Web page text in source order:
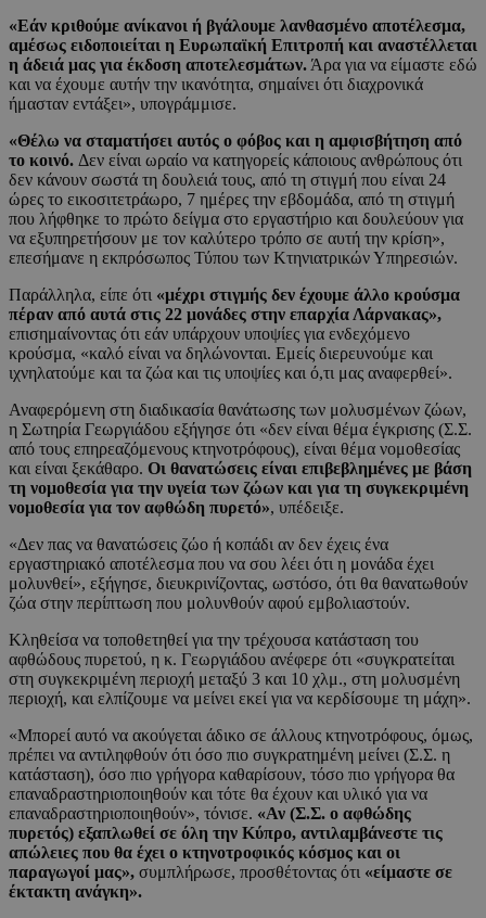
«Εάν κριθούμε ανίκανοι ή βγάλουμε λανθασμένο αποτέλεσμα,
αμέσως ειδοποιείται η Ευρωπαϊκή Επιτροπή και αναστέλλεται
η άδειά μας για έκδοση αποτελεσμάτων. Άρα για να είμαστε εδώ
και να έχουμε αυτήν την ικανότητα, σημαίνει ότι διαχρονικά
ήμασταν εντάξει», υπογράμμισε.
«Θέλω να σταματήσει αυτός ο φόβος και η αμφισβήτηση από
το κοινό. Δεν είναι ωραίο να κατηγορείς κάποιους ανθρώπους ότι
δεν κάνουν σωστά τη δουλειά τους, από τη στιγμή που είναι 24
ώρες το εικοσιτετράωρο, 7 ημέρες την εβδομάδα, από τη στιγμή
που λήφθηκε το πρώτο δείγμα στο εργαστήριο και δουλεύουν για
να εξυπηρετήσουν με τον καλύτερο τρόπο σε αυτή την κρίση»,
επεσήμανε η εκπρόσωπος Τύπου των Κτηνιατρικών Υπηρεσιών.
Παράλληλα, είπε ότι «μέχρι στιγμής δεν έχουμε άλλο κρούσμα
πέραν από αυτά στις 22 μονάδες στην επαρχία Λάρνακας»,
επισημαίνοντας ότι εάν υπάρχουν υποψίες για ενδεχόμενο
κρούσμα, «καλό είναι να δηλώνονται. Εμείς διερευνούμε και
ιχνηλατούμε και τα ζώα και τις υποψίες και ό,τι μας αναφερθεί».
Αναφερόμενη στη διαδικασία θανάτωσης των μολυσμένων ζώων,
η Σωτηρία Γεωργιάδου εξήγησε ότι «δεν είναι θέμα έγκρισης (Σ.Σ.
από τους επηρεαζόμενους κτηνοτρόφους), είναι θέμα νομοθεσίας
και είναι ξεκάθαρο. Οι θανατώσεις είναι επιβεβλημένες με βάση
τη νομοθεσία για την υγεία των ζώων και για τη συγκεκριμένη
νομοθεσία για τον αφθώδη πυρετό», υπέδειξε.
«Δεν πας να θανατώσεις ζώο ή κοπάδι αν δεν έχεις ένα
εργαστηριακό αποτέλεσμα που να σου λέει ότι η μονάδα έχει
μολυνθεί», εξήγησε, διευκρινίζοντας, ωστόσο, ότι θα θανατωθούν
ζώα στην περίπτωση που μολυνθούν αφού εμβολιαστούν.
Κληθείσα να τοποθετηθεί για την τρέχουσα κατάσταση του
αφθώδους πυρετού, η κ. Γεωργιάδου ανέφερε ότι «συγκρατείται
στη συγκεκριμένη περιοχή μεταξύ 3 και 10 χλμ., στη μολυσμένη
περιοχή, και ελπίζουμε να μείνει εκεί για να κερδίσουμε τη μάχη».
«Μπορεί αυτό να ακούγεται άδικο σε άλλους κτηνοτρόφους, όμως,
πρέπει να αντιληφθούν ότι όσο πιο συγκρατημένη μείνει (Σ.Σ. η
κατάσταση), όσο πιο γρήγορα καθαρίσουν, τόσο πιο γρήγορα θα
επαναδραστηριοποιηθούν και τότε θα έχουν και υλικό για να
επαναδραστηριοποιηθούν», τόνισε. «Αν (Σ.Σ. ο αφθώδης
πυρετός) εξαπλωθεί σε όλη την Κύπρο, αντιλαμβάνεστε τις
απώλειες που θα έχει ο κτηνοτροφικός κόσμος και οι
παραγωγοί μας», συμπλήρωσε, προσθέτοντας ότι «είμαστε σε
έκτακτη ανάγκη».